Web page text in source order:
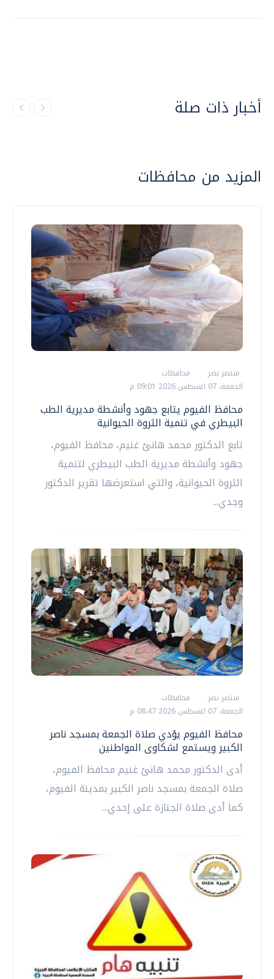
أخبار ذات صلة
المزيد من محافظات
منتصر نضر
محافظات
الجمعة، 07 اغسطس 2026 09:01 م
محافظ الفيوم يتابع جهود وأنشطة مديرية الطب
البيطري في تنمية الثروة الحيوانية
تابع الدكتور محمد هانئ غنيم، محافظ الفيوم،
جهود وأنشطة مديرية الطب البيطري لتنمية
الثروة الحيوانية، والتي استعرضها تقرير الدكتور
وجدي...
منتصر نضر
محافظات
الجمعة، 07 اغسطس 2026 08:47 م
محافظ الفيوم يؤدي صلاة الجمعة بمسجد ناصر
الكبير ويستمع لشكاوى المواطنين
أدى الدكتور محمد هانئ غنيم محافظ الفيوم،
صلاة الجمعة بمسجد ناصر الكبير بمدينة الفيوم،
كما أدى صلاة الجنازة على إحدي...